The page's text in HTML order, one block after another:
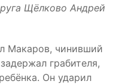
Щёлково Андрей
Макаров, чинивший
грабителя,
Он ударил